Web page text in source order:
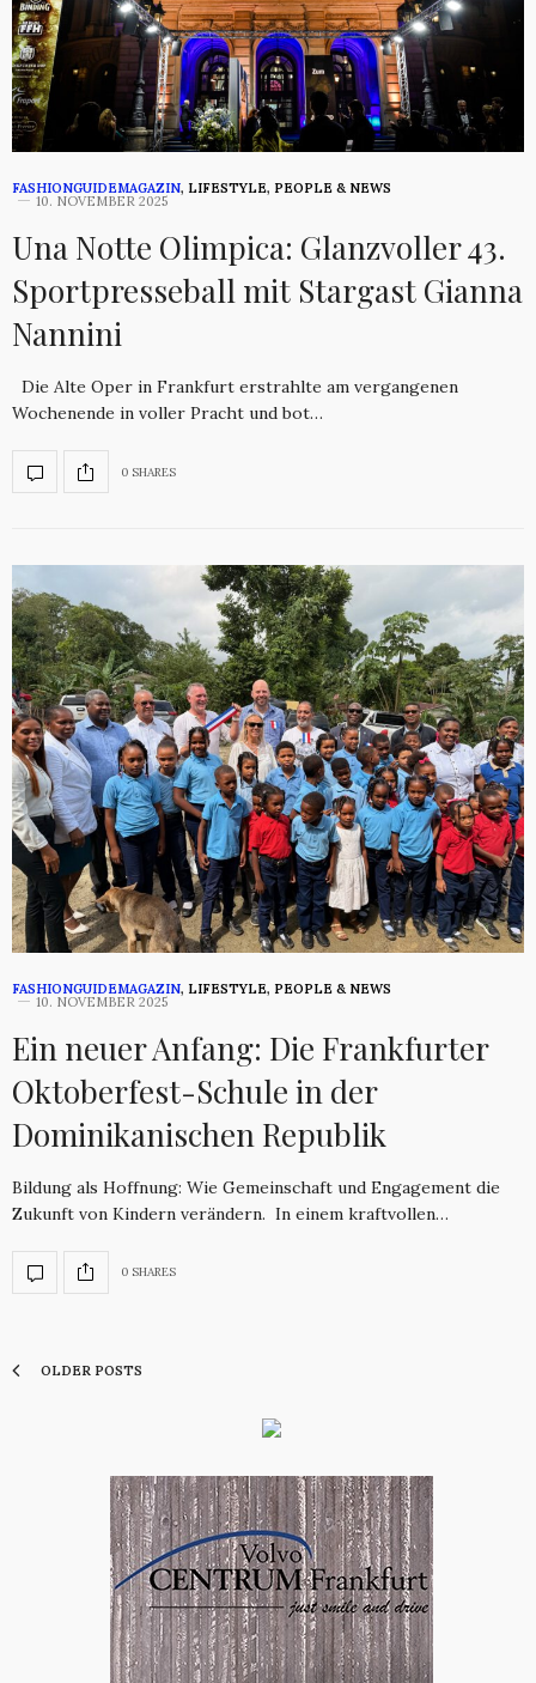
FASHIONGUIDEMAGAZIN, LIFESTYLE, PEOPLE & NEWS
10. NOVEMBER 2025
Una Notte Olimpica: Glanzvoller 43.
Sportpresseball mit Stargast Gianna
Nannini
Die Alte Oper in Frankfurt erstrahlte am vergangenen
Wochenende in voller Pracht und bot…
0 SHARES
FASHIONGUIDEMAGAZIN, LIFESTYLE, PEOPLE & NEWS
10. NOVEMBER 2025
Ein neuer Anfang: Die Frankfurter
Oktoberfest-Schule in der
Dominikanischen Republik
Bildung als Hoffnung: Wie Gemeinschaft und Engagement die
Zukunft von Kindern verändern. In einem kraftvollen…
0 SHARES
OLDER POSTS